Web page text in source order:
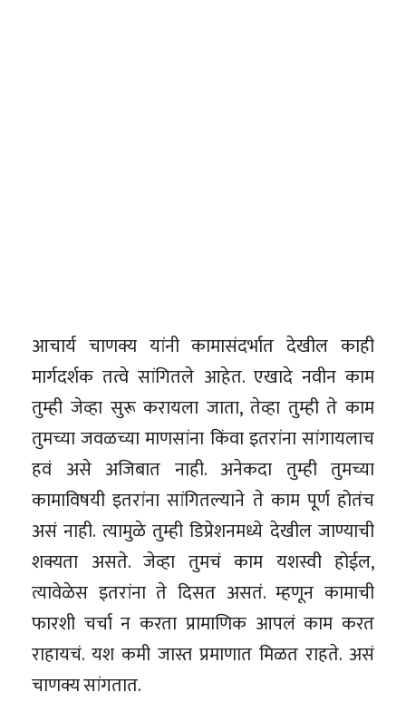
आचार्य चाणक्य यांनी कामासंदर्भात देखील काही
मार्गदर्शक तत्वे सांगितले आहेत. एखादे नवीन काम
तुम्ही जेव्हा सुरू करायला जाता, तेव्हा तुम्ही ते काम
तुमच्या जवळच्या माणसांना किंवा इतरांना सांगायलाच
हवं असे अजिबात नाही. अनेकदा तुम्ही तुमच्या
कामाविषयी इतरांना सांगितल्याने ते काम पूर्ण होतंच
असं नाही. त्यामुळे तुम्ही डिप्रेशनमध्ये देखील जाण्याची
शक्यता असते. जेव्हा तुमचं काम यशस्वी होईल,
त्यावेळेस इतरांना ते दिसत असतं. म्हणून कामाची
फारशी चर्चा न करता प्रामाणिक आपलं काम करत
राहायचं. यश कमी जास्त प्रमाणात मिळत राहते. असं
चाणक्य सांगतात.